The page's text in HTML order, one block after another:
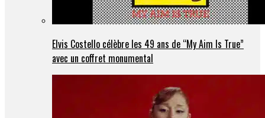
Elvis Costello célèbre les 49 ans de “My Aim Is True”
avec un coffret monumental